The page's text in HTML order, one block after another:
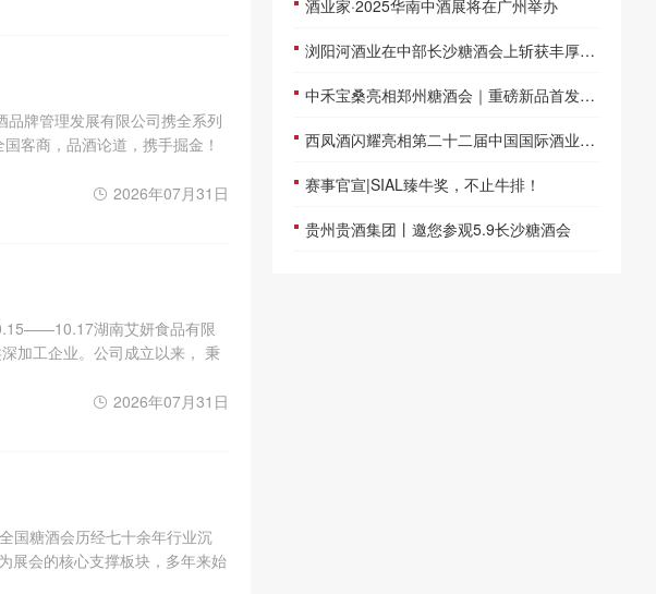
品牌管理发展有限公司携全系列
客商，品酒论道，携手掘金！
2026年07月31日
湖南艾妍食品有限
加工企业。公司成立以来， 秉
2026年07月31日
国糖酒会历经七十余年行业沉
展会的核心支撑板块，多年来始
酒业家·2025华南中酒展将在广州举办
浏阳河酒业在中部长沙糖酒会上斩获丰厚订单
中禾宝桑亮相郑州糖酒会｜重磅新品首发，夏季爆品集结，共拓财富新蓝海
西凤酒闪耀亮相第二十二届中国国际酒业博览会
赛事官宣|SIAL臻牛奖，不止牛排！
贵州贵酒集团丨邀您参观5.9长沙糖酒会